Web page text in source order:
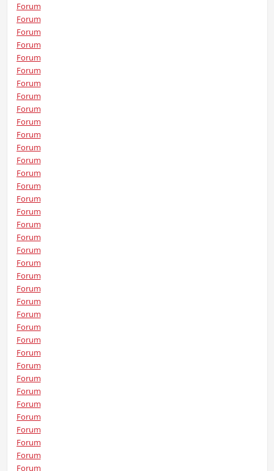
Forum
Forum
Forum
Forum
Forum
Forum
Forum
Forum
Forum
Forum
Forum
Forum
Forum
Forum
Forum
Forum
Forum
Forum
Forum
Forum
Forum
Forum
Forum
Forum
Forum
Forum
Forum
Forum
Forum
Forum
Forum
Forum
Forum
Forum
Forum
Forum
Forum